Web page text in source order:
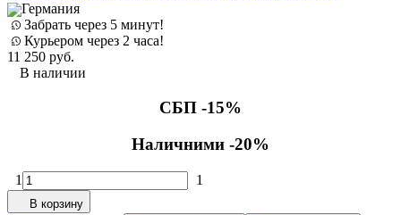
Германия
Забрать через 5 минут!
Курьером через 2 часа!
11 250 руб.
В наличии
СБП -15%
Наличними -20%
1 1
В корзину